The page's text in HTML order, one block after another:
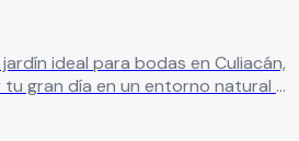
ideal para bodas en Culiacán,
gran día en un entorno natural y
a tus seres queridos. Su